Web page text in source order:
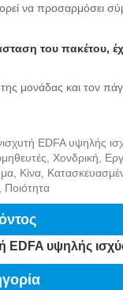
να προσαρμόσει
του πακέτου,
μονάδας και τον
EDFA υψηλής
Χονδρική,
Κίνα,
EDFA υψηλής